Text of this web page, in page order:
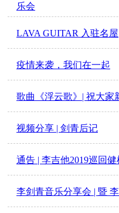
乐会
LAVA GUITAR 入驻名屋
疫情来袭，我们在一起
歌曲《浮云歌》| 祝大家
视频分享 | 剑青后记
通告 | 李吉他2019巡回健
李剑青音乐分享会 | 暨